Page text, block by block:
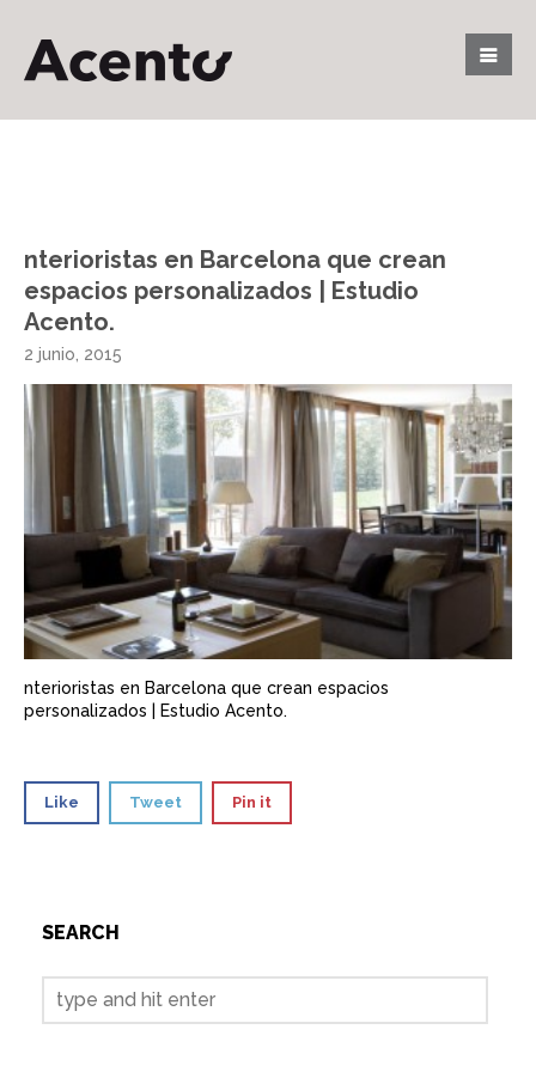
nterioristas en Barcelona que crean
espacios personalizados | Estudio
Acento.
2 junio, 2015
nterioristas en Barcelona que crean espacios
personalizados | Estudio Acento.
Like Tweet Pin it
SEARCH